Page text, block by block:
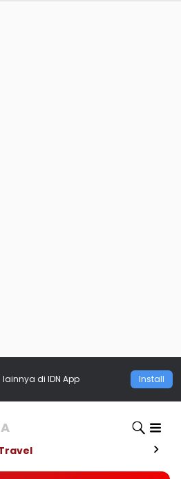
lainnya di IDN App Install